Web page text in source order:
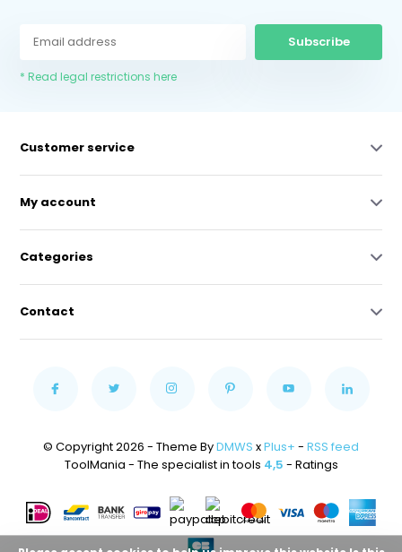
Subscribe
* Read legal restrictions here
Customer service
My account
Categories
Contact
© Copyright 2026 - Theme ByDMWS xPlus+ - RSS feed
ToolMania - The specialist in tools 4,5 - Ratings